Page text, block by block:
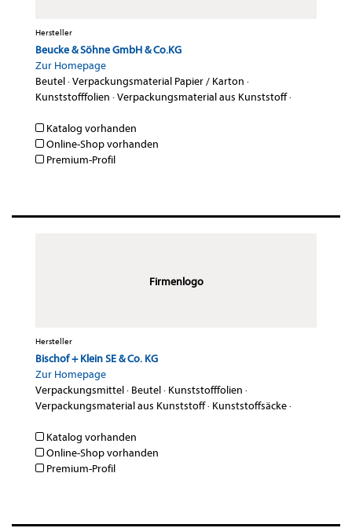
Hersteller
Beucke & Söhne GmbH & Co.KG
Zur Homepage
Beutel·Verpackungsmaterial Papier / Karton ·
Kunststofffolien ·Verpackungsmaterial aus Kunststoff·
Katalog vorhanden
Online-Shop vorhanden
Premium-Profil
Firmenlogo
Hersteller
Bischof + Klein SE & Co. KG
Zur Homepage
Verpackungsmittel· Beutel· Kunststofffolien ·
Verpackungsmaterial aus Kunststoff· Kunststoffsäcke·
Katalog vorhanden
Online-Shop vorhanden
Premium-Profil